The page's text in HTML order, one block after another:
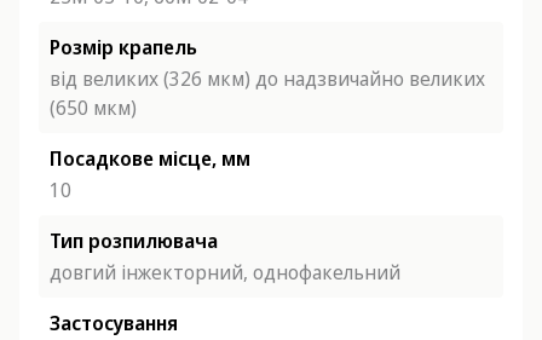
Розмір крапель
від великих (326 мкм) до надзвичайно великих
(650 мкм)
Посадкове місце, мм
10
Тип розпилювача
довгий інжекторний, однофакельний
Застосування